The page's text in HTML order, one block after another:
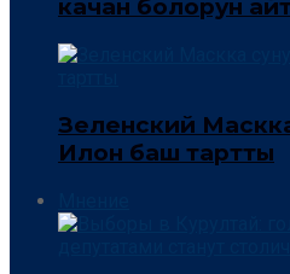
качан болорун
Зеленский
Илон баш тартты